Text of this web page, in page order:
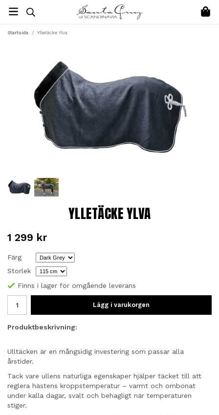
Startsida / Ylletäcke Ylva
YLLETÄCKE YLVA
1 299 kr
Färg
Storlek
Finns i lager för omgående leverans
Lägg i varukorgen
Produktbeskrivning:
Ulltäcken är en mångsidig investering som passar alla
årstider.
Tack vare ullens naturliga egenskaper hjälper täcket till att
reglera hästens kroppstemperatur – varmt och ombonat
under kalla dagar, svalt och behagligt när temperaturen
stiger.